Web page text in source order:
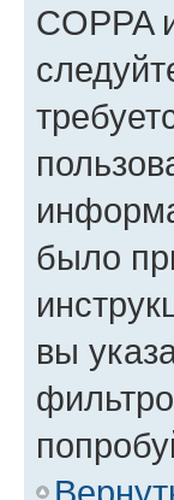
COPPA
было
вы